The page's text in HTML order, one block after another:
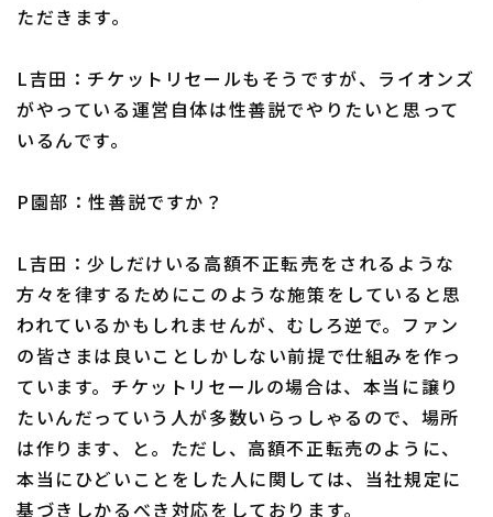
ただきます。
L吉田：チケットリセールもそうですが、ライオンズ
がやっている運営自体は性善説でやりたいと思って
いるんです。
P園部：性善説ですか？
L吉田：少しだけいる高額不正転売をされるような
方々を律するためにこのような施策をしていると思
われているかもしれませんが、むしろ逆で。ファン
の皆さまは良いことしかしない前提で仕組みを作っ
ています。チケットリセールの場合は、本当に譲り
たいんだっていう人が多数いらっしゃるので、場所
は作ります、と。ただし、高額不正転売のように、
本当にひどいことをした人に関しては、当社規定に
基づきしかるべき対応をしております。